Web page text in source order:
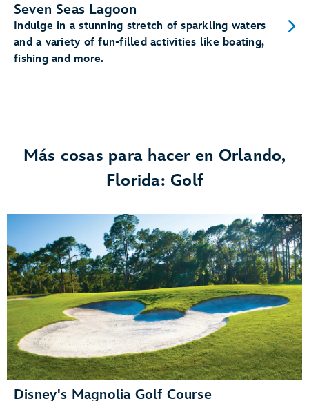
Seven Seas Lagoon
Indulge in a stunning stretch of sparkling waters
and a variety of fun-filled activities like boating,
fishing and more.
Más cosas para hacer en Orlando,
Florida: Golf
Disney's Magnolia Golf Course